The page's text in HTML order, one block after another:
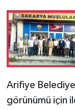
Arifiye
görünümü için